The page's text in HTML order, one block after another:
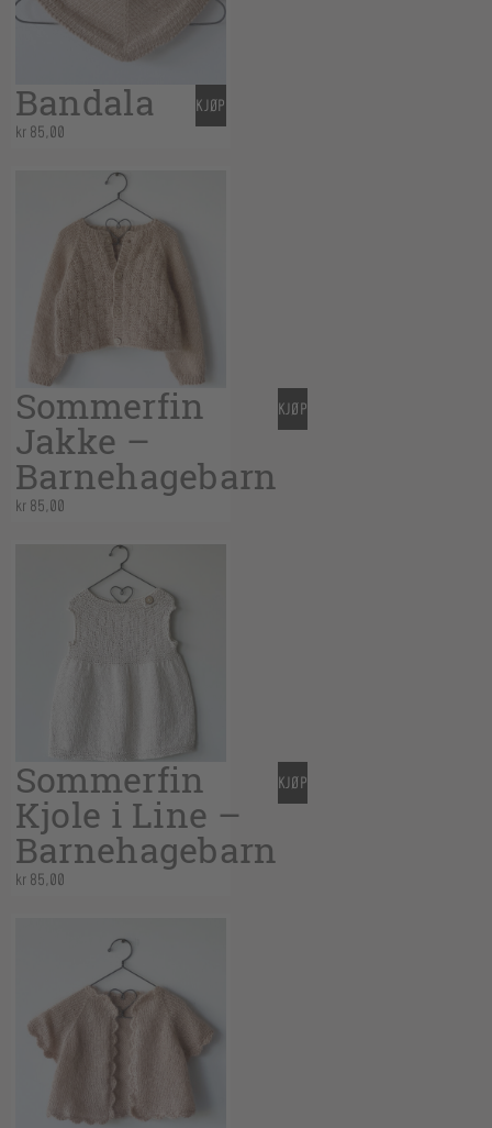
Bandala
kr85,00
KJØP
Sommerfin
Jakke –
Barnehagebarn
kr85,00
KJØP
Sommerfin
Kjole i Line –
Barnehagebarn
kr85,00
KJØP